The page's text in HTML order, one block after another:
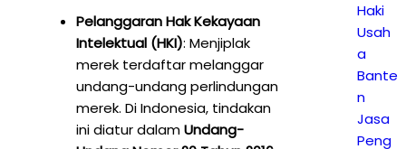
Pelanggaran Hak Kekayaan
Intelektual (HKI): Menjiplak
merek terdaftar melanggar
undang-undang perlindungan
merek. Di Indonesia, tindakan
ini diatur dalamUndang-
Haki
Usah
a
Bante
n
Jasa
Peng